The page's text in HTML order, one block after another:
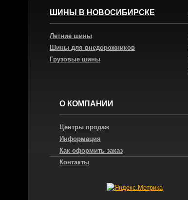
ШИНЫ В НОВОСИБИРСКЕ
Летние шины
Шины для внедорожников
Грузовые шины
О КОМПАНИИ
Центры продаж
Информация
Как оформить заказ
Контакты